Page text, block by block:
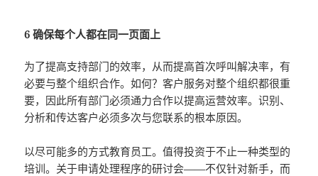
6 确保每个人都在同一页面上
为了提高支持部门的效率，从而提高首次呼叫解决率，有
必要与整个组织合作。如何？客户服务对整个组织都很重
要，因此所有部门必须通力合作以提高运营效率。识别、
分析和传达客户必须多次与您联系的根本原因。
以尽可能多的方式教育员工。值得投资于不止一种类型的
培训。关于申请处理程序的研讨会——不仅针对新手，而